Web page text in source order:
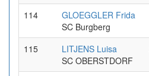
114
GLOEGGLER Frida
SC Burgberg
115
LITJENS Luisa
SC OBERSTDORF